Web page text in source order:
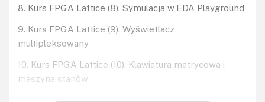
8. Kurs FPGA Lattice (8). Symulacja w EDA Playground
9. Kurs FPGA Lattice (9). Wyświetlacz
multipleksowany
10. Kurs FPGA Lattice (10). Klawiatura matrycowa i
maszyna stanów